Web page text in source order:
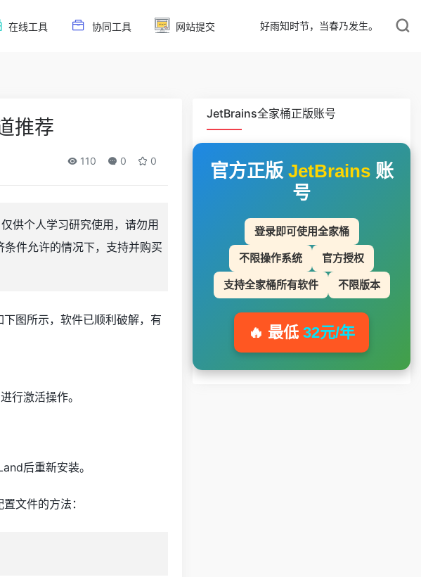
在线工具 协同工具 网站提交 好雨知时节，当春乃发生。
推荐
110 0 0
供个人学习研究使用，请勿用
件允许的情况下，支持并购买
图所示，软件已顺利破解，有
行激活操作。
后重新安装。
文件的方法：
JetBrains全家桶正版账号
官方正版 JetBrains账
号
登录即可使用全家桶
不限操作系统 官方授权
支持全家桶所有软件 不限版本
🔥 最低 32元/年